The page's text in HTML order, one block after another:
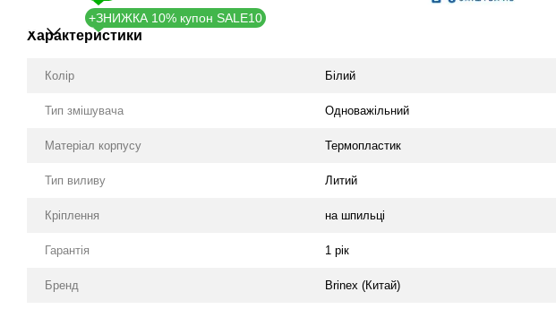
+ЗНИЖКА 10% купон SALE10
Характеристики
Колір Білий
Тип змішувача Одноважільний
Матеріал корпусу Термопластик
Тип виливу Литий
Кріплення на шпильці
Гарантія 1 рік
Бренд Brinex (Китай)